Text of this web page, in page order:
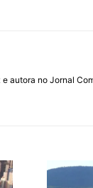
e autora no Jornal